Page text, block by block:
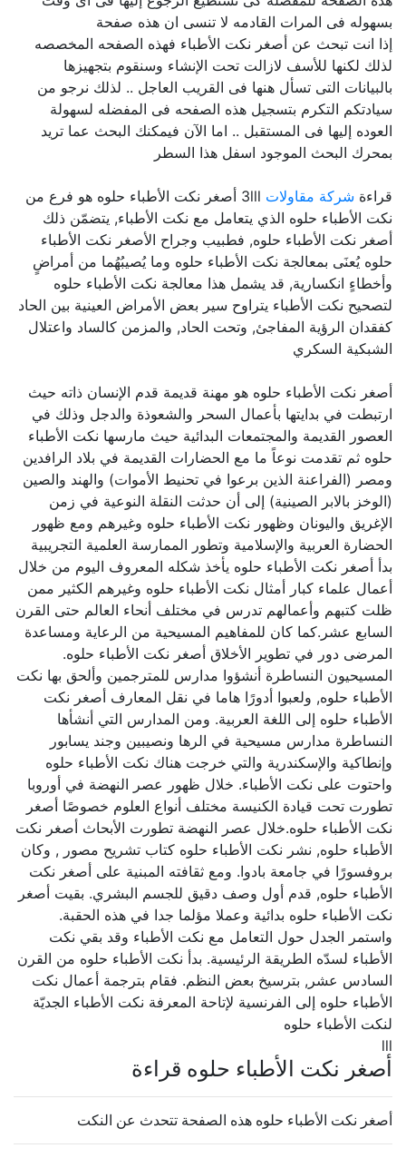
بسهوله فى المرات القادمه لا تنسى ان هذه صفحة
إذا انت تبحث عن أصغر نكت الأطباء فهذه الصفحه المخصصه
لذلك لكنها للأسف لازالت تحت الإنشاء وسنقوم بتجهيزها
بالبيانات التى تسأل هنها فى القريب العاجل .. لذلك نرجو من
سيادتكم التكرم بتسجيل هذه الصفحه فى المفضله لسهولة
العوده إليها فى المستقبل .. اما الآن فيمكنك البحث عما تريد
بمحرك البحث الموجود اسفل هذا السطر
قراءةشركة مقاولات
3lll أصغر نكت الأطباء حلوه هو فرع من
نكت الأطباء حلوه الذي يتعامل مع نكت الأطباء, يتضمّن ذلك
أصغر نكت الأطباء حلوه, فطبيب وجراح الأصغر نكت الأطباء
حلوه يُعنَى بمعالجة نكت الأطباء حلوه وما يُصيبُهُما من أمراضٍ
وأخطاءٍ انكسارية, قد يشمل هذا معالجة نكت الأطباء حلوه
لتصحيح نكت الأطباء يتراوح سير بعض الأمراض العينية بين الحاد
كفقدان الرؤية المفاجئ, وتحت الحاد, والمزمن كالساد واعتلال
الشبكية السكري
أصغر نكت الأطباء حلوه هو مهنة قديمة قدم الإنسان ذاته حيث
ارتبطت في بدايتها بأعمال السحر والشعوذة والدجل وذلك في
العصور القديمة والمجتمعات البدائية حيث مارسها نكت الأطباء
حلوه ثم تقدمت نوعاً ما مع الحضارات القديمة في بلاد الرافدين
ومصر (الفراعنة الذين برعوا في تحنيط الأموات) والهند والصين
(الوخز بالابر الصينية) إلى أن حدثت النقلة النوعية في زمن
الإغريق واليونان وظهور نكت الأطباء حلوه وغيرهم ومع ظهور
الحضارة العربية والإسلامية وتطور الممارسة العلمية التجريبية
بدأ أصغر نكت الأطباء حلوه يأخذ شكله المعروف اليوم من خلال
أعمال علماء كبار أمثال نكت الأطباء حلوه وغيرهم الكثير ممن
ظلت كتبهم وأعمالهم تدرس في مختلف أنحاء العالم حتى القرن
السابع عشر.كما كان للمفاهيم المسيحية من الرعاية ومساعدة
المرضى دور في تطوير الأخلاق أصغر نكت الأطباء حلوه.
المسيحيون النساطرة أنشؤوا مدارس للمترجمين وألحق بها نكت
الأطباء حلوه, ولعبوا أدورًا هاما في نقل المعارف أصغر نكت
الأطباء حلوه إلى اللغة العربية. ومن المدارس التي أنشأها
النساطرة مدارس مسيحية في الرها ونصيبين وجند يسابور
وإنطاكية والإسكندرية والتي خرجت هناك نكت الأطباء حلوه
واحتوت على نكت الأطباء. خلال ظهور عصر النهضة في أوروبا
تطورت تحت قيادة الكنيسة مختلف أنواع العلوم خصوصًا أصغر
نكت الأطباء حلوه.خلال عصر النهضة تطورت الأبحاث أصغر نكت
الأطباء حلوه, نشر نكت الأطباء حلوه كتاب تشريح مصور , وكان
بروفسورًا في جامعة بادوا. ومع ثقافته المبنية على أصغر نكت
الأطباء حلوه, قدم أول وصف دقيق للجسم البشري. بقيت أصغر
نكت الأطباء حلوه بدائية وعملا مؤلما جدا في هذه الحقبة.
واستمر الجدل حول التعامل مع نكت الأطباء وقد بقي نكت
الأطباء لسدّه الطريقة الرئيسية. بدأ نكت الأطباء حلوه من القرن
السادس عشر, بترسيخ بعض النظم. فقام بترجمة أعمال نكت
الأطباء حلوه إلى الفرنسية لإتاحة المعرفة نكت الأطباء الجديّة
لنكت الأطباء حلوه
أصغر نكت الأطباء حلوه قراءة
أصغر نكت الأطباء حلوه هذه الصفحة تتحدث عن النكت